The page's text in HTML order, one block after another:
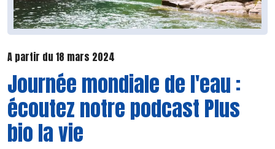
A partir du 18 mars 2024
Journée mondiale de l'eau :
écoutez notre podcast Plus
bio la vie